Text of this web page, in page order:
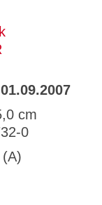
01.09.2007
cm
0
(A)
des